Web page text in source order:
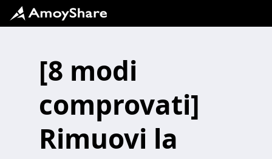
[8 modi
comprovati]
Rimuovi la